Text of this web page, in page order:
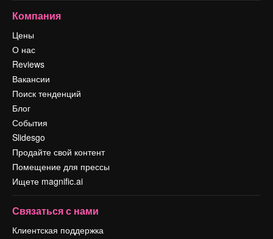
Компания
Цены
О нас
Reviews
Вакансии
Поиск тенденций
Блог
События
Slidesgo
Продайте свой контент
Помещение для прессы
Ищете magnific.ai
Связаться с нами
Клиентская поддержка